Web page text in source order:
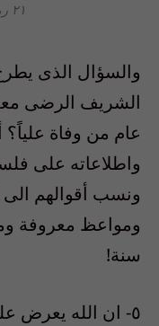
٢١ رمضان سنة ٤٠ هجرية
والسؤال الذى
عام من وفاة علياً؟
واطلاعاته على
ونسب أقوالهم
سنة!
٥- ان الله يعرض